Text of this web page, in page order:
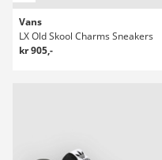
Vans
LX Old Skool Charms Sneakers
kr 905,-